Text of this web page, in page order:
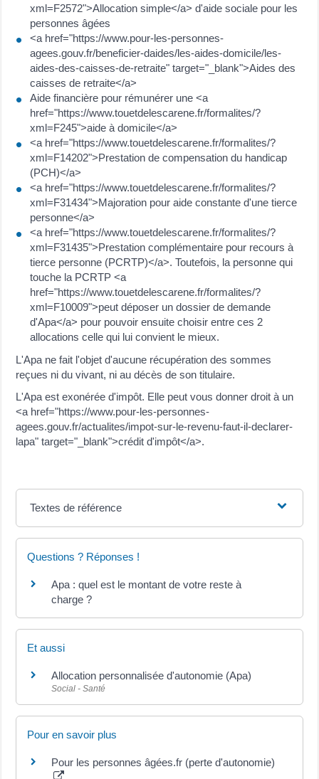
xml=F2572">Allocation simple</a> d'aide sociale pour les
personnes âgées
<a href="https://www.pour-les-personnes-
agees.gouv.fr/beneficier-daides/les-aides-domicile/les-
aides-des-caisses-de-retraite" target="_blank">Aides des
caisses de retraite</a>
Aide financière pour rémunérer une <a
href="https://www.touetdelescarene.fr/formalites/?
xml=F245">aide à domicile</a>
<a href="https://www.touetdelescarene.fr/formalites/?
xml=F14202">Prestation de compensation du handicap
(PCH)</a>
<a href="https://www.touetdelescarene.fr/formalites/?
xml=F31434">Majoration pour aide constante d'une tierce
personne</a>
<a href="https://www.touetdelescarene.fr/formalites/?
xml=F31435">Prestation complémentaire pour recours à
tierce personne (PCRTP)</a>. Toutefois, la personne qui
touche la PCRTP <a
href="https://www.touetdelescarene.fr/formalites/?
xml=F10009">peut déposer un dossier de demande
d'Apa</a> pour pouvoir ensuite choisir entre ces 2
allocations celle qui lui convient le mieux.
L'Apa ne fait l'objet d'aucune récupération des sommes
reçues ni du vivant, ni au décès de son titulaire.
L'Apa est exonérée d'impôt. Elle peut vous donner droit à un
<a href="https://www.pour-les-personnes-
agees.gouv.fr/actualites/impot-sur-le-revenu-faut-il-declarer-
lapa" target="_blank">crédit d'impôt</a>.
Textes de référence
Questions ? Réponses !
Apa : quel est le montant de votre reste à
charge ?
Et aussi
Allocation personnalisée d'autonomie (Apa)
Social - Santé
Pour en savoir plus
Pour les personnes âgées.fr (perte d'autonomie)